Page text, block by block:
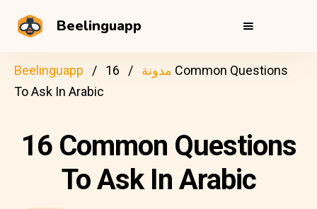
Beelinguapp
Beelinguapp مدونة
16 Common Questions
To Ask In Arabic
16 Common Questions
To Ask In Arabic